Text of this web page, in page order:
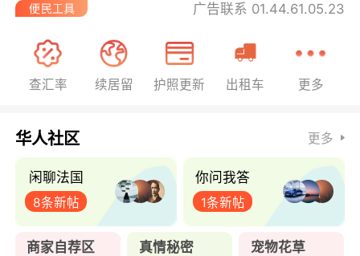
广告联系 01.44.61.05.23
查汇率 续居留 护照更新 出租车 更多
华人社区 更多
闲聊法国
8条新帖
你问我答
1条新帖
商家自荐区 真情秘密 宠物花草